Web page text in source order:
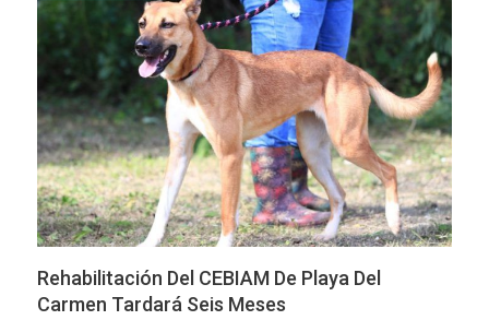
Rehabilitación Del CEBIAM De Playa Del
Carmen Tardará Seis Meses